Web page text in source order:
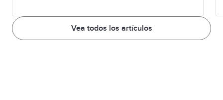
Vea todos los artículos